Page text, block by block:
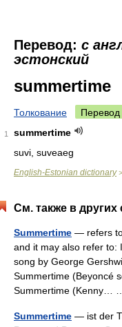
Перевод: с
эстонский
summertime
Толкование Перевод
1
summertime
suvi, suveaeg
English-Estonian dictionary>
См. также в других
Summertime — refers to
and it may also refer to:
song by George
Summertime (Beyoncé
Summertime (Kenny…
Summertime — ist der